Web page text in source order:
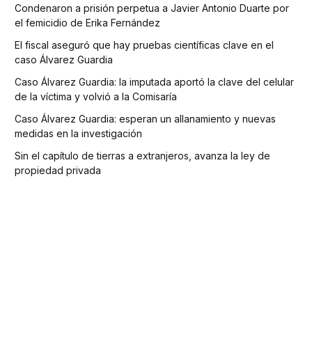
Condenaron a prisión perpetua a Javier Antonio Duarte por
el femicidio de Erika Fernández
El fiscal aseguró que hay pruebas científicas clave en el
caso Álvarez Guardia
Caso Álvarez Guardia: la imputada aportó la clave del celular
de la víctima y volvió a la Comisaría
Caso Álvarez Guardia: esperan un allanamiento y nuevas
medidas en la investigación
Sin el capítulo de tierras a extranjeros, avanza la ley de
propiedad privada